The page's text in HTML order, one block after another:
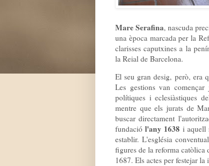
Mare Serafina, nascuda
una època marcada per la
clarisses caputxines a la
la Reial de Barcelona.
El seu gran desig, però, era
Les gestions van
polítiques i eclesiàstiques
mentre que els jurats de
buscar directament
fundaciól'any 1638 i aquell
establir. L'església
figures de la reforma
1687. Els actes per festejar